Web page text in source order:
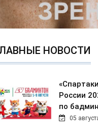
НОВОСТИ
России
по
05